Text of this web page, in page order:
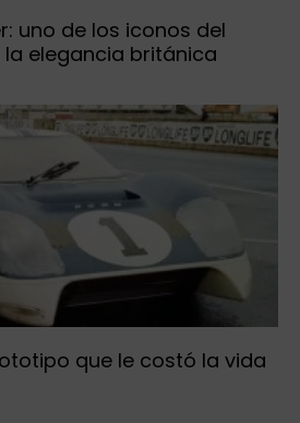
uno de los iconos del
elegancia británica
que le costó la vida